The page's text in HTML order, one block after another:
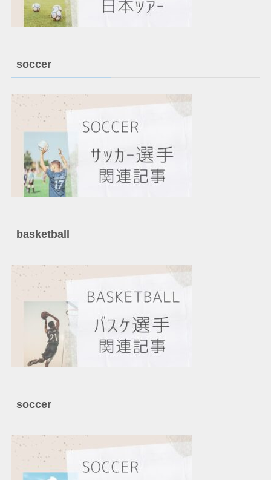
soccer
basketball
soccer